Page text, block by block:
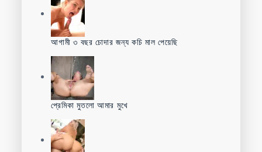
আগামী ৩ বছর চোদার জন্য কচি মাল পেয়েছি
প্রেমিকা মুতলো আমার মুখে